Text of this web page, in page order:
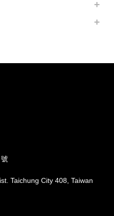
Taichung City 408, Taiwan